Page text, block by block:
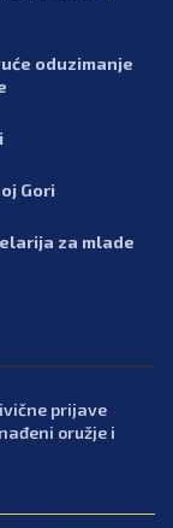
oduzimanje
Gori
za mlade
prijave
oružje i